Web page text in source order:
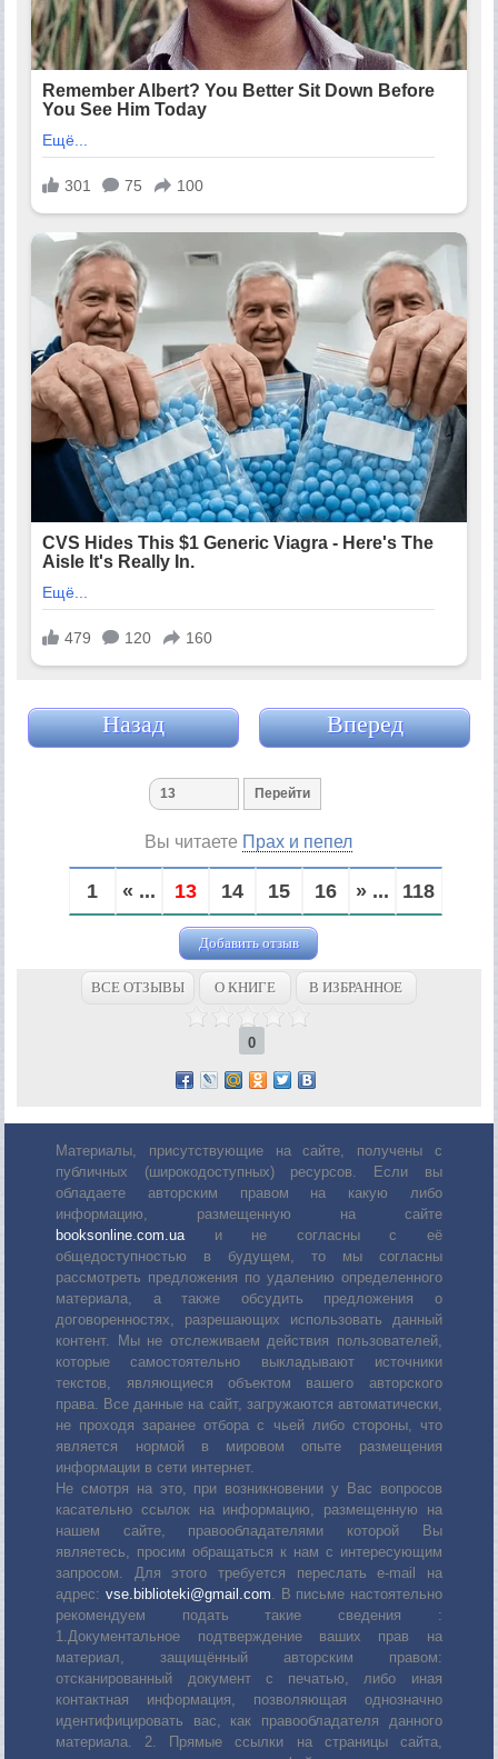
Назад Вперед
Вы читаете Прах и пепел
1 « ... 13 14 15 16 » ... 118
Добавить отзыв
ВСЕ ОТЗЫВЫ О КНИГЕ В ИЗБРАННОЕ
0
Материалы, присутствующие на сайте, получены с
публичных (широкодоступных) ресурсов. Если вы
обладаете авторским правом на какую либо
информацию, размещенную на сайте
booksonline.com.ua и не согласны с её
общедоступностью в будущем, то мы согласны
рассмотреть предложения по удалению определенного
материала, а также обсудить предложения о
договоренностях, разрешающих использовать данный
контент. Мы не отслеживаем действия пользователей,
которые самостоятельно выкладывают источники
текстов, являющиеся объектом вашего авторского
права. Все данные на сайт, загружаются автоматически,
не проходя заранее отбора с чьей либо стороны, что
является нормой в мировом опыте размещения
информации в сети интернет.
Не смотря на это, при возникновении у Вас вопросов
касательно ссылок на информацию, размещенную на
нашем сайте, правообладателями которой Вы
являетесь, просим обращаться к нам с интересующим
запросом. Для этого требуется переслать е-mail на
адрес: vse.biblioteki@gmail.com . В письме настоятельно
рекомендуем подать такие сведения :
1.Документальное подтверждение ваших прав на
материал, защищённый авторским правом:
отсканированный документ с печатью, либо иная
контактная информация, позволяющая однозначно
идентифицировать вас, как правообладателя данного
материала. 2. Прямые ссылки на страницы сайта,